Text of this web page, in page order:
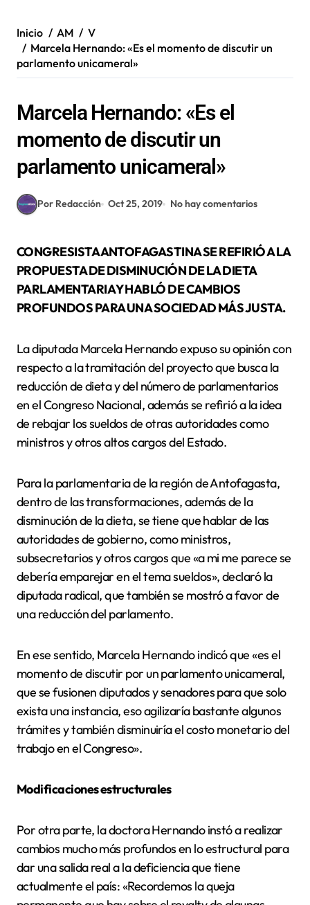
Inicio AM
V
Marcela Hernando: «Es el momento de discutir un
parlamento unicameral»
Marcela Hernando: «Es el
momento de discutir un
parlamento unicameral»
Por Redacción Oct 25, 2019 No hay comentarios
CONGRESISTA ANTOFAGASTINA SE REFIRIÓ A LA
PROPUESTA DE DISMINUCIÓN DE LA DIETA
PARLAMENTARIA Y HABLÓ DE CAMBIOS
PROFUNDOS PARA UNA SOCIEDAD MÁS JUSTA.
La diputada Marcela Hernando expuso su opinión con
respecto a la tramitación del proyecto que busca la
reducción de dieta y del número de parlamentarios
en el Congreso Nacional, además se refirió a la idea
de rebajar los sueldos de otras autoridades como
ministros y otros altos cargos del Estado.
Para la parlamentaria de la región de Antofagasta,
dentro de las transformaciones, además de la
disminución de la dieta, se tiene que hablar de las
autoridades de gobierno, como ministros,
subsecretarios y otros cargos que «a mi me parece se
debería emparejar en el tema sueldos», declaró la
diputada radical, que también se mostró a favor de
una reducción del parlamento.
En ese sentido, Marcela Hernando indicó que «es el
momento de discutir por un parlamento unicameral,
que se fusionen diputados y senadores para que solo
exista una instancia, eso agilizaría bastante algunos
trámites y también disminuiría el costo monetario del
trabajo en el Congreso».
Modificaciones estructurales
Por otra parte, la doctora Hernando instó a realizar
cambios mucho más profundos en lo estructural para
dar una salida real a la deficiencia que tiene
actualmente el país: «Recordemos la queja